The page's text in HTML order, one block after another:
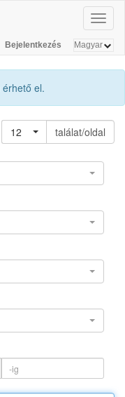
Bejelentkezés
érhető el.
12
találat/oldal